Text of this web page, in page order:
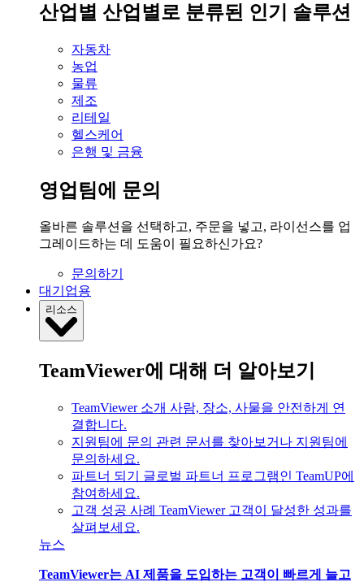
산업별 산업별로 분류된 인기 솔루션
자동차
농업
물류
제조
리테일
헬스케어
은행 및 금융
영업팀에 문의
올바른 솔루션을 선택하고, 주문을 넣고, 라이선스를 업
그레이드하는 데 도움이 필요하신가요?
문의하기
대기업용
리소스
TeamViewer에 대해 더 알아보기
TeamViewer 소개 사람, 장소, 사물을 안전하게 연
결합니다.
지원팀에 문의 관련 문서를 찾아보거나 지원팀에
문의하세요.
파트너 되기
글로벌 파트너 프로그램인 TeamUP에
참여하세요.
고객 성공 사례 TeamViewer 고객이 달성한 성과를
살펴보세요.
뉴스
TeamViewer는 AI 제품을 도입하는 고객이 빠르게 늘고